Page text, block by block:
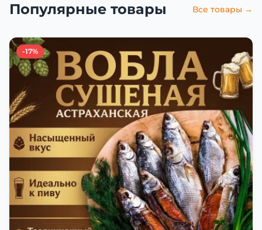
Популярные товары Все товары →
-17%